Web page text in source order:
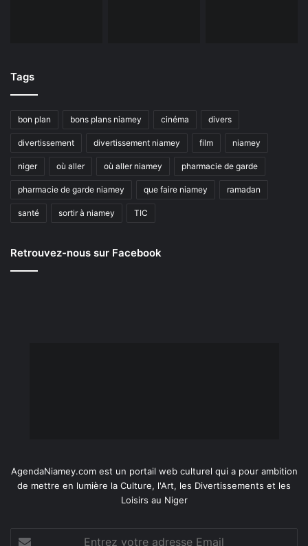
Tags
bon plan bons plans niamey cinéma divers
divertissement divertissement niamey film niamey
niger où aller où aller niamey pharmacie de garde
pharmacie de garde niamey que faire niamey ramadan
santé sortir à niamey TIC
Retrouvez-nous sur Facebook
AgendaNiamey.com est un portail web culturel qui a pour ambition
de mettre en lumière la Culture, l'Art, les Divertissements et les
Loisirs au Niger
Entrez